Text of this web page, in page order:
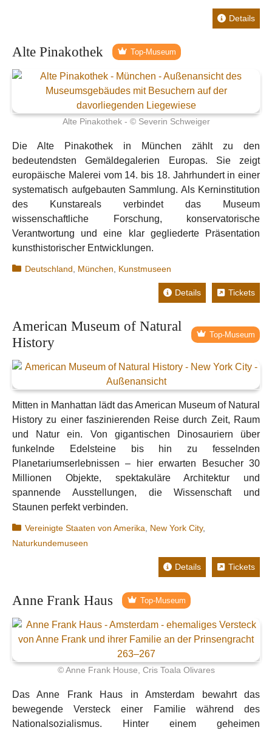
Details
Alte Pinakothek Top-Museum
Alte Pinakothek - © Severin Schweiger
Die Alte Pinakothek in München zählt zu den
bedeutendsten Gemäldegalerien Europas. Sie zeigt
europäische Malerei vom 14. bis 18. Jahrhundert in einer
systematisch aufgebauten Sammlung. Als Kerninstitution
des Kunstareals verbindet das Museum
wissenschaftliche Forschung, konservatorische
Verantwortung und eine klar gegliederte Präsentation
kunsthistorischer Entwicklungen.
Kategorien
Deutschland München Kunstmuseen
Details Tickets
American Museum of Natural
History
Top-Museum
Mitten in Manhattan lädt das American Museum of Natural
History zu einer faszinierenden Reise durch Zeit, Raum
und Natur ein. Von gigantischen Dinosauriern über
funkelnde Edelsteine bis hin zu fesselnden
Planetariumserlebnissen – hier erwarten Besucher 30
Millionen Objekte, spektakuläre Architektur und
spannende Ausstellungen, die Wissenschaft und
Staunen perfekt verbinden.
Kategorien
Vereinigte Staaten von Amerika New York City,
Naturkundemuseen
Details Tickets
Anne Frank Haus Top-Museum
© Anne Frank House, Cris Toala Olivares
Das Anne Frank Haus in Amsterdam bewahrt das
bewegende Versteck einer Familie während des
Nationalsozialismus. Hinter einem geheimen